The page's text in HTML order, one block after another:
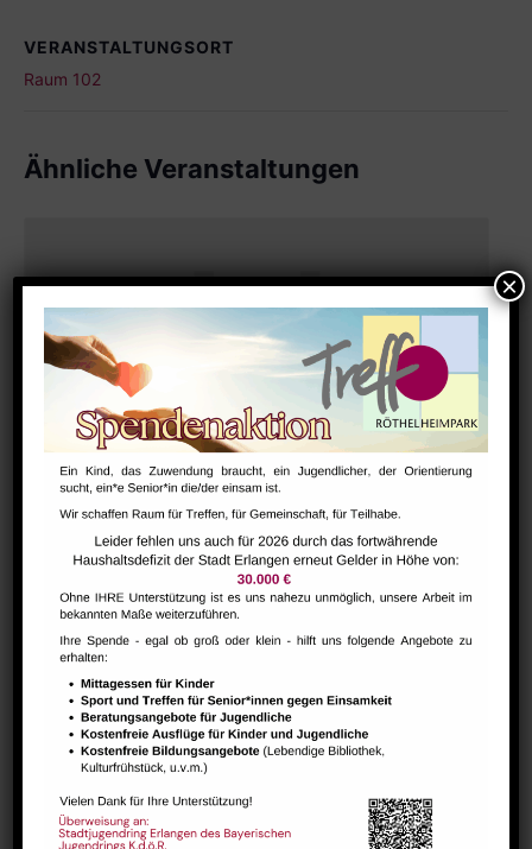
VERANSTALTUNGSORT
Raum 102
Ähnliche Veranstaltungen
Hausaufgabenbetreuung (nicht während der Ferien)
August 10 @ 13:30 - 15:00